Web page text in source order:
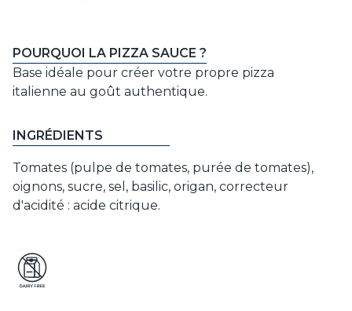
POURQUOI LA PIZZA SAUCE ?
Base idéale pour créer votre propre pizza
italienne au goût authentique.
INGRÉDIENTS
Tomates (pulpe de tomates, purée de tomates),
oignons, sucre, sel, basilic, origan, correcteur
d'acidité : acide citrique.